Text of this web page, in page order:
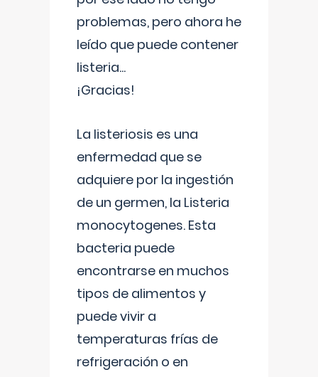
problemas, pero ahora he
leído que puede contener
listeria...
¡Gracias!
La listeriosis es una
enfermedad que se
adquiere por la ingestión
de un germen, la Listeria
monocytogenes. Esta
bacteria puede
encontrarse en muchos
tipos de alimentos y
puede vivir a
temperaturas frías de
refrigeración o en